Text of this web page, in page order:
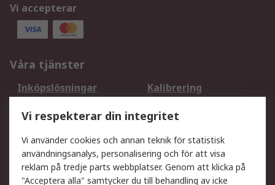
Vi accepterar
Våra tjänster
Inköpslösningar
Kalibrering
DesignSpark
Teknisk Support
Ditt lokala säljteam
Exportlösningar
Support
Vi respekterar din integritet
Vi använder cookies och annan teknik för statistisk
användningsanalys, personalisering och för att visa
reklam på tredje parts webbplatser. Genom att klicka på
"Acceptera alla" samtycker du till behandling av icke